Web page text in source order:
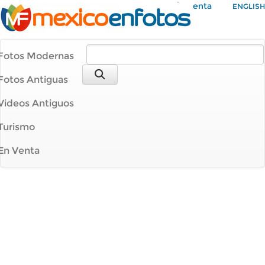
Mi Cuenta ENGLISH
Modernas
Antiguas
Antiguos
Venta